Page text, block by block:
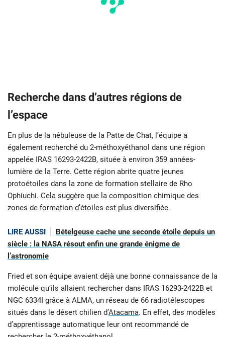
Recherche dans d’autres régions de
l’espace
En plus de la nébuleuse de la Patte de Chat, l’équipe a
également recherché du 2-méthoxyéthanol dans une région
appelée IRAS 16293-2422B, située à environ 359 années-
lumière de la Terre. Cette région abrite quatre jeunes
protoétoiles dans la zone de formation stellaire de Rho
Ophiuchi. Cela suggère que la composition chimique des
zones de formation d’étoiles est plus diversifiée.
LIRE AUSSI
Bételgeuse cache une seconde étoile depuis un
siècle : la NASA résout enfin une grande énigme de
l’astronomie
Fried et son équipe avaient déjà une bonne connaissance de la
molécule qu’ils allaient rechercher dans IRAS 16293-2422B et
NGC 6334I grâce à ALMA, un réseau de 66 radiotélescopes
situés dans le désert chilien d’Atacama. En effet, des modèles
d’apprentissage automatique leur ont recommandé de